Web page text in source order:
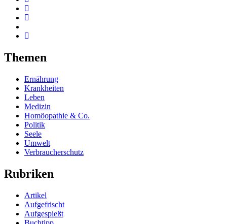
Themen
Ernährung
Krankheiten
Leben
Medizin
Homöopathie & Co.
Politik
Seele
Umwelt
Verbraucherschutz
Rubriken
Artikel
Aufgefrischt
Aufgespießt